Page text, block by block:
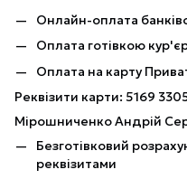
Онлайн-оплата
Оплата готівкою
Оплата на карту
Реквізити карти: 5169
Мірошниченко Андрій
Безготівковий
реквізитами